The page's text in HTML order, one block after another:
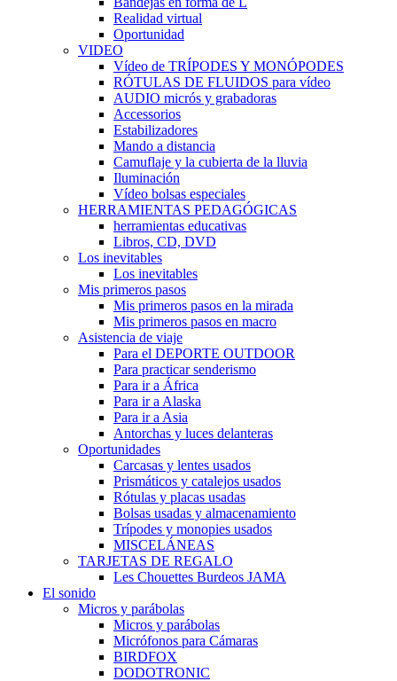
Realidad virtual
Oportunidad
VIDEO
Vídeo de TRÍPODES Y MONÓPODES
RÓTULAS DE FLUIDOS para vídeo
AUDIO micrós y grabadoras
Accessorios
Estabilizadores
Mando a distancia
Camuflaje y la cubierta de la lluvia
Iluminación
Vídeo bolsas especiales
HERRAMIENTAS PEDAGÓGICAS
herramientas educativas
Libros, CD, DVD
Los inevitables
Los inevitables
Mis primeros pasos
Mis primeros pasos en la mirada
Mis primeros pasos en macro
Asistencia de viaje
Para el DEPORTE OUTDOOR
Para practicar senderismo
Para ir a África
Para ir a Alaska
Para ir a Asia
Antorchas y luces delanteras
Oportunidades
Carcasas y lentes usados
Prismáticos y catalejos usados
Rótulas y placas usadas
Bolsas usadas y almacenamiento
Trípodes y monopies usados
MISCELÁNEAS
TARJETAS DE REGALO
Les Chouettes Burdeos JAMA
El sonido
Micros y parábolas
Micros y parábolas
Micrófonos para Cámaras
BIRDFOX
DODOTRONIC